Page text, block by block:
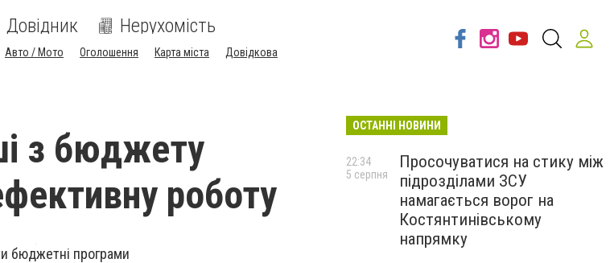
Довідник Нерухомість
Авто / Мото Оголошення Карта міста Довідкова
з бюджету
роботу
бюджетні програми
ОСТАННІ НОВИНИ
Просочуватися на стику між
підрозділами ЗСУ
намагається ворог на
Костянтинівському
напрямку
22:34
5 серпня